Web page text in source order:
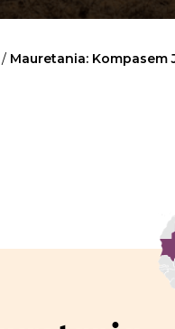
/ Mauretania: Kompasem